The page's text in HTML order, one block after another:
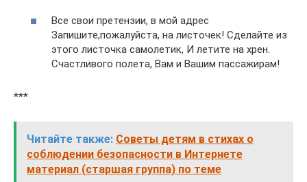
Все свои претензии, в мой адрес
Запишите,пожалуйста, на листочек! Сделайте из
этого листочка самолетик, И летите на хрен.
Счастливого полета, Вам и Вашим пассажирам!
***
Читайте также: Советы детям в стихах о
соблюдении безопасности в Интернете
материал (старшая группа) по теме